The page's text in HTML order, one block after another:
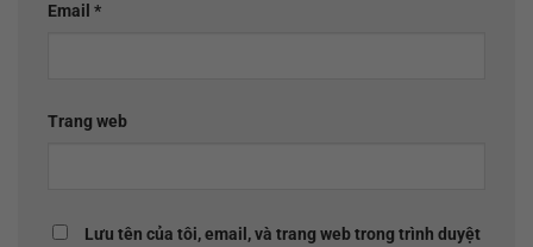
Email *
Trang web
Lưu tên của tôi, email, và trang web trong trình duyệt